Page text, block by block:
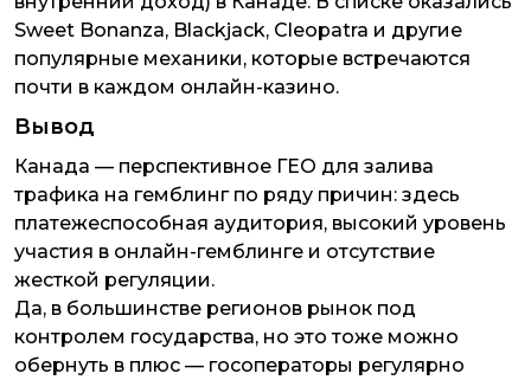
Sweet Bonanza, Blackjack, Cleopatra и другие
популярные механики, которые встречаются
почти в каждом онлайн-казино.
Вывод
Канада — перспективное ГЕО для залива
трафика на гемблинг по ряду причин: здесь
платежеспособная аудитория, высокий уровень
участия в онлайн-гемблинге и отсутствие
жесткой регуляции.
Да, в большинстве регионов рынок под
контролем государства, но это тоже можно
обернуть в плюс — госоператоры регулярно